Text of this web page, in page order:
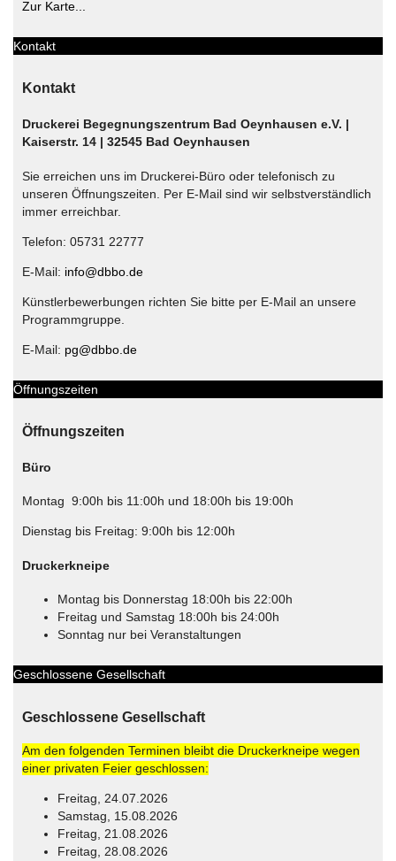
Zur Karte...
Kontakt
Kontakt
Druckerei Begegnungszentrum Bad Oeynhausen e.V. |
Kaiserstr. 14 | 32545 Bad Oeynhausen
Sie erreichen uns im Druckerei-Büro oder telefonisch zu
unseren Öffnungszeiten. Per E-Mail sind wir selbstverständlich
immer erreichbar.
Telefon: 05731 22777
E-Mail: info@dbbo.de
Künstlerbewerbungen richten Sie bitte per E-Mail an unsere
Programmgruppe.
E-Mail: pg@dbbo.de
Öffnungszeiten
Öffnungszeiten
Büro
Montag 9:00h bis 11:00h und 18:00h bis 19:00h
Dienstag bis Freitag: 9:00h bis 12:00h
Druckerkneipe
Montag bis Donnerstag 18:00h bis 22:00h
Freitag und Samstag 18:00h bis 24:00h
Sonntag nur bei Veranstaltungen
Geschlossene Gesellschaft
Geschlossene Gesellschaft
Am den folgenden Terminen bleibt die Druckerkneipe wegen
einer privaten Feier geschlossen:
Freitag, 24.07.2026
Samstag, 15.08.2026
Freitag, 21.08.2026
Freitag, 28.08.2026